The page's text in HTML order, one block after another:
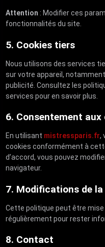
Attention : Modifier ces
fonctionnalités du site.
5. Cookies tiers
Nous utilisons des services
sur votre appareil,
publicité. Consultez les
services pour en savoir plus.
6. Consentement aux
En utilisant mistressparis.fr,
cookies conformément à
d’accord, vous pouvez
navigateur.
7. Modifications de
Cette politique peut être
régulièrement pour rester
8. Contact